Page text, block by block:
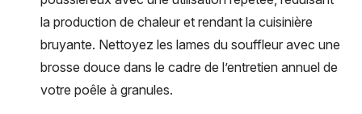
la production de chaleur et rendant la cuisinière
bruyante. Nettoyez les lames du souffleur avec une
brosse douce dans le cadre de l’entretien annuel de
votre poêle à granules.